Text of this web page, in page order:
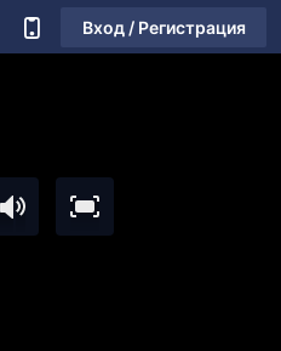
Вход / Регистрация